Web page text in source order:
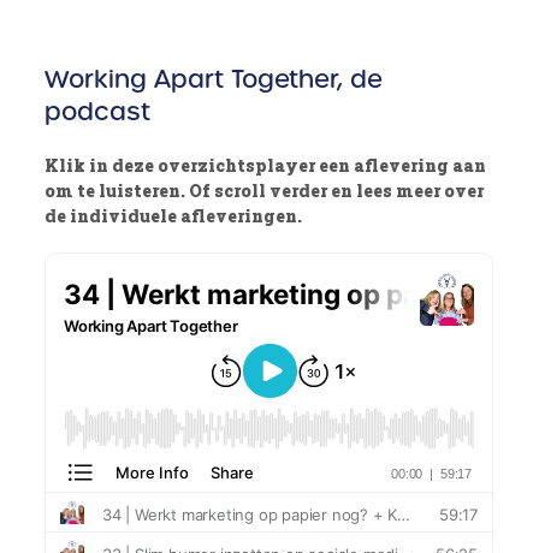
Working Apart Together, de
podcast
Klik in deze overzichtsplayer een aflevering aan
om te luisteren. Of scroll verder en lees meer over
de individuele afleveringen.